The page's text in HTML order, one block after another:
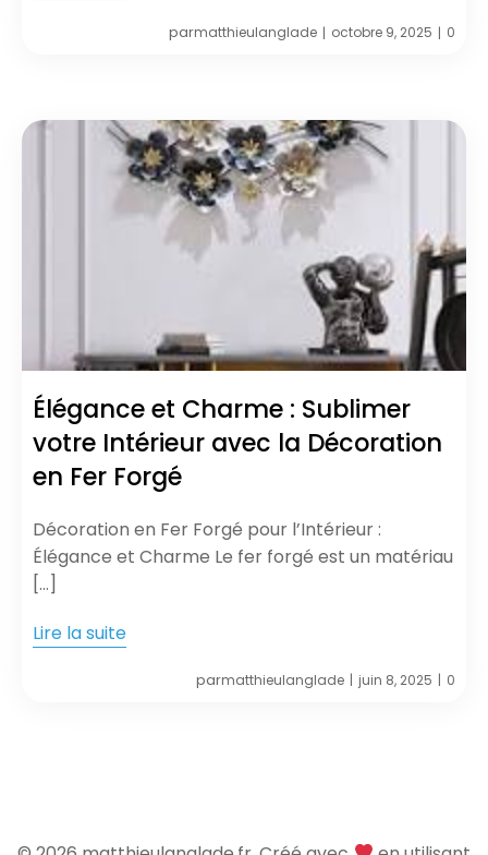
parmatthieulanglade | octobre 9, 2025 | 0
Élégance et Charme : Sublimer
votre Intérieur avec la Décoration
en Fer Forgé
Décoration en Fer Forgé pour l’Intérieur :
Élégance et Charme Le fer forgé est un matériau
[…]
Lire la suite
parmatthieulanglade | juin 8, 2025 | 0